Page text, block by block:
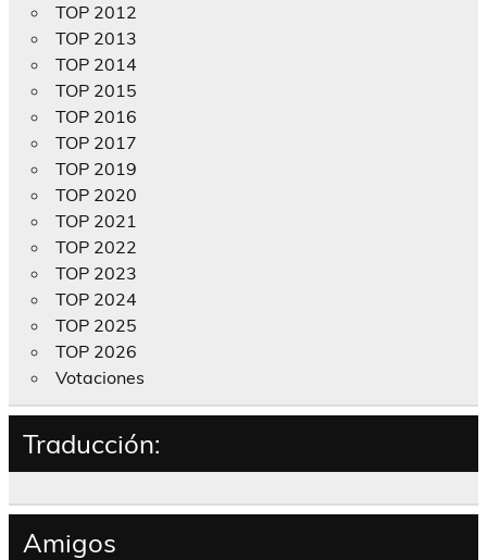
TOP 2012
TOP 2013
TOP 2014
TOP 2015
TOP 2016
TOP 2017
TOP 2019
TOP 2020
TOP 2021
TOP 2022
TOP 2023
TOP 2024
TOP 2025
TOP 2026
Votaciones
Traducción:
Amigos